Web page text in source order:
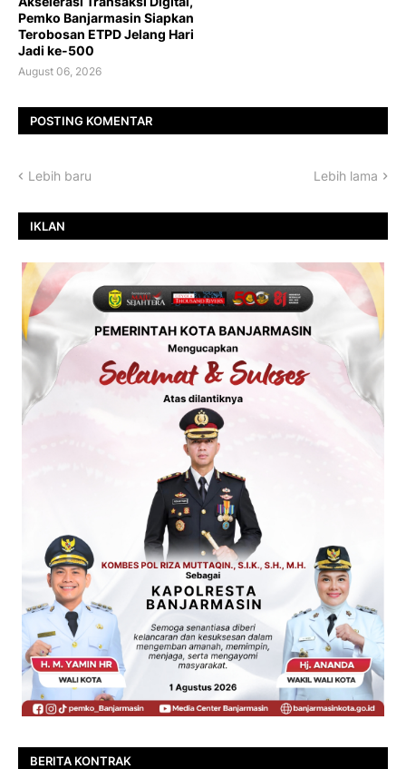
Pemko Banjarmasin Siapkan
Terobosan ETPD Jelang Hari
Jadi ke-500
August 06, 2026
POSTING KOMENTAR
Lebih baru Lebih lama
IKLAN
BERITA KONTRAK